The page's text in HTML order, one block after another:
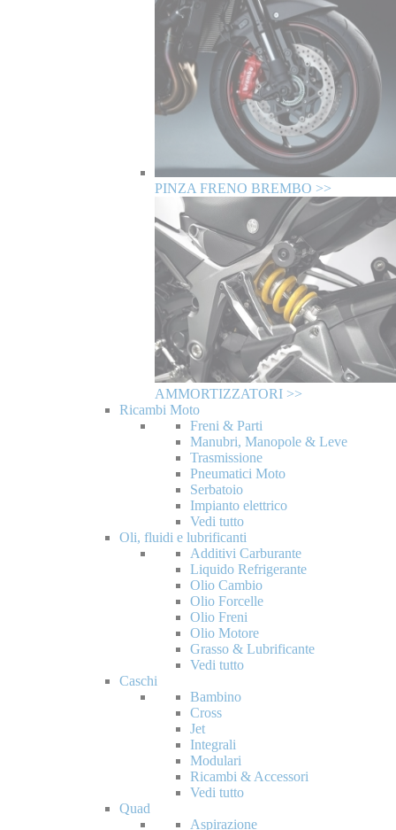
PINZA FRENO BREMBO >>
AMMORTIZZATORI >>
Ricambi Moto
Freni & Parti
Manubri, Manopole & Leve
Trasmissione
Pneumatici Moto
Serbatoio
Impianto elettrico
Vedi tutto
Oli, fluidi e lubrificanti
Additivi Carburante
Liquido Refrigerante
Olio Cambio
Olio Forcelle
Olio Freni
Olio Motore
Grasso & Lubrificante
Vedi tutto
Caschi
Bambino
Cross
Jet
Integrali
Modulari
Ricambi & Accessori
Vedi tutto
Quad
Aspirazione